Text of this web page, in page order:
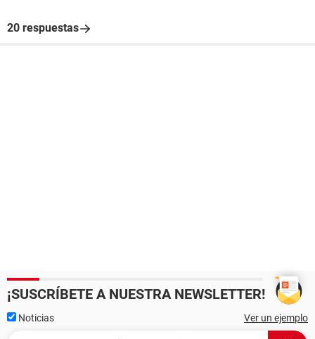
20 respuestas
¡SUSCRÍBETE A NUESTRA NEWSLETTER!
Noticias Ver un ejemplo